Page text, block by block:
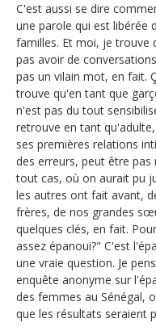
C'est aussi se dire
une parole qui est libérée
familles. Et moi, je trouve
pas avoir de
pas un vilain mot, en fait.
trouve qu'en tant que
n'est pas du tout
retrouve en tant
ses premières relations
des erreurs, peut être
tout cas, où on aurait pu
les autres ont fait avant,
frères, de nos grandes
quelques clés, en fait.
assez épanoui?" C'est
une vraie question. Je
enquête anonyme sur
des femmes au Sénégal,
que les résultats seraient